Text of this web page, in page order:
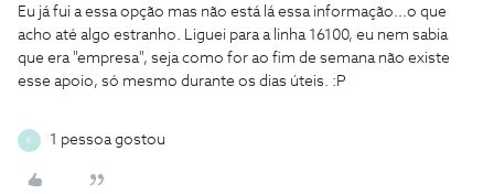
Eu já fui a essa opção mas não está lá essa informação...o que
acho até algo estranho. Liguei para a linha 16100, eu nem sabia
que era "empresa", seja como for ao fim de semana não existe
esse apoio, só mesmo durante os dias úteis. :P
K 1 pessoa gostou